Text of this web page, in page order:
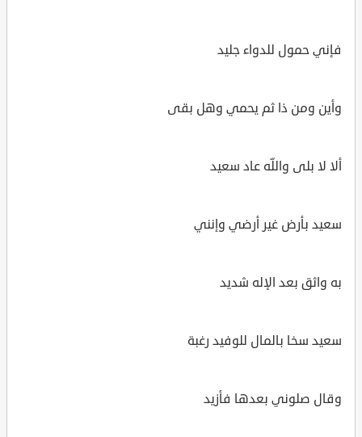
فإني حمول للدواء جليد
وأين ومن ذا ثم يحمي وهل بقى
ألا لا بلى واللّه عاد سعيد
سعيد بأرض غير أرضي وإنني
به واثق بعد الإله شديد
سعيد سخا بالمال للوفيد رغبة
وقال صلوني بعدها فأزيد